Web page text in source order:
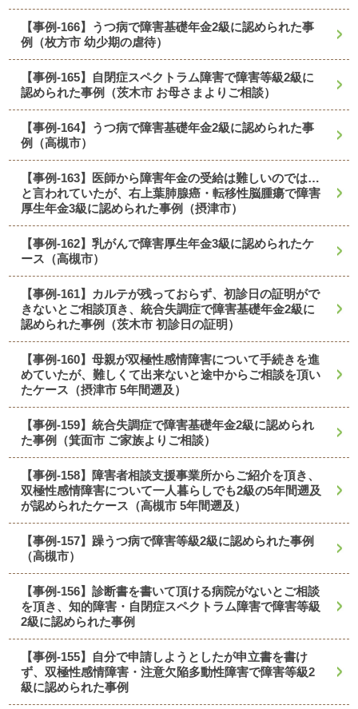
【事例-166】うつ病で障害基礎年金2級に認められた事
例（枚方市 幼少期の虐待）
【事例-165】自閉症スペクトラム障害で障害等級2級に
認められた事例（茨木市 お母さまよりご相談）
【事例-164】うつ病で障害基礎年金2級に認められた事
例（高槻市）
【事例-163】医師から障害年金の受給は難しいのでは…
と言われていたが、右上葉肺腺癌・転移性脳腫瘍で障害
厚生年金3級に認められた事例（摂津市）
【事例-162】乳がんで障害厚生年金3級に認められたケ
ース（高槻市）
【事例-161】カルテが残っておらず、初診日の証明がで
きないとご相談頂き、統合失調症で障害基礎年金2級に
認められた事例（茨木市 初診日の証明）
【事例-160】母親が双極性感情障害について手続きを進
めていたが、難しくて出来ないと途中からご相談を頂い
たケース（摂津市 5年間遡及）
【事例-159】統合失調症で障害基礎年金2級に認められ
た事例（箕面市 ご家族よりご相談）
【事例-158】障害者相談支援事業所からご紹介を頂き、
双極性感情障害について一人暮らしでも2級の5年間遡及
が認められたケース（高槻市 5年間遡及）
【事例-157】躁うつ病で障害等級2級に認められた事例
（高槻市）
【事例-156】診断書を書いて頂ける病院がないとご相談
を頂き、知的障害・自閉症スペクトラム障害で障害等級
2級に認められた事例
【事例-155】自分で申請しようとしたが申立書を書け
ず、双極性感情障害・注意欠陥多動性障害で障害等級2
級に認められた事例